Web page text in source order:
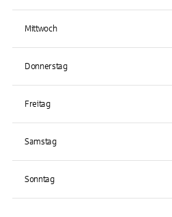
Mittwoch
Donnerstag
Freitag
Samstag
Sonntag